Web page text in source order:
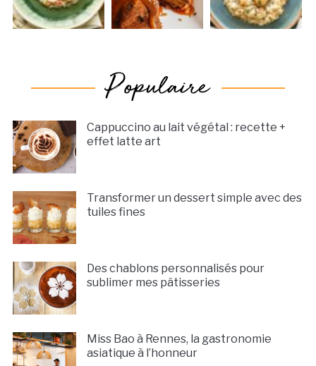
Cappuccino au lait végétal : recette +
effet latte art
Transformer un dessert simple avec des
tuiles fines
Des chablons personnalisés pour
sublimer mes pâtisseries
Miss Bao à Rennes, la gastronomie
asiatique à l’honneur